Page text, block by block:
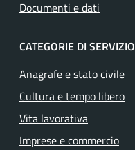
Documenti e dati
CATEGORIE DI SERVIZIO
Anagrafe e stato civile
Cultura e tempo libero
Vita lavorativa
Imprese e commercio